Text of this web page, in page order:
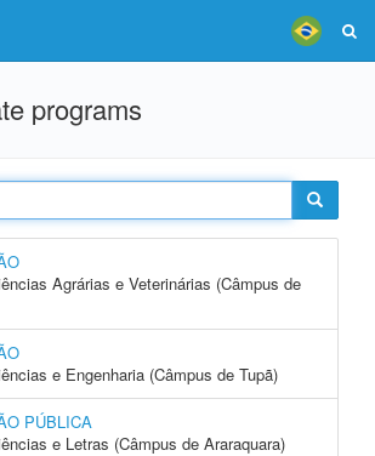
programs
Agrárias e Veterinárias (Câmpus de
e Engenharia (Câmpus de Tupã)
PÚBLICA
e Letras (Câmpus de Araraquara)